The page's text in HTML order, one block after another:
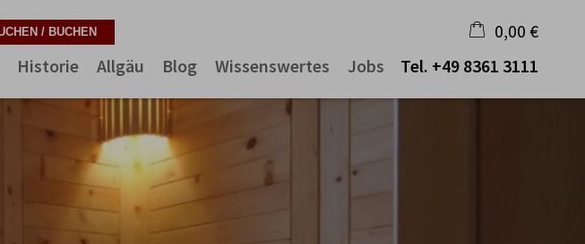
Historie Allgäu Blog Wissenswertes Jobs Tel. +49 8361 3111
0,00 €
×
Warenkorb ist leer